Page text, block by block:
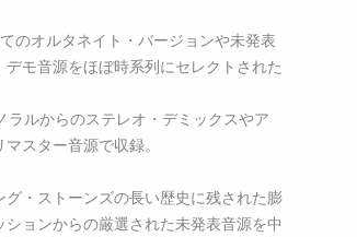
のオルタネイト・バージョンや未発表
モ音源をほぼ時系列にセレクトされた
ルからのステレオ・デミックスやア
スター音源で収録。
グ・ストーンズの長い歴史に残された膨
ョンからの厳選された未発表音源を中